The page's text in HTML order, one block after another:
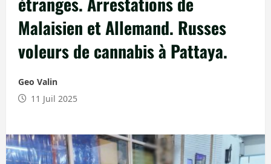
Malaisien et Allemand. Russes
voleurs de cannabis à Pattaya.
Geo Valin
11 Juil 2025